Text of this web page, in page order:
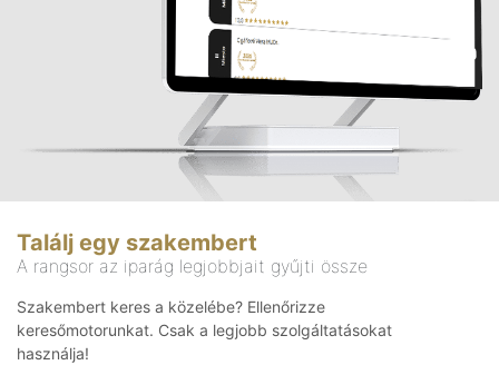
Találj egy szakembert
A rangsor az iparág legjobbjait gyűjti össze
Szakembert keres a közelébe? Ellenőrizze
keresőmotorunkat. Csak a legjobb szolgáltatásokat
használja!